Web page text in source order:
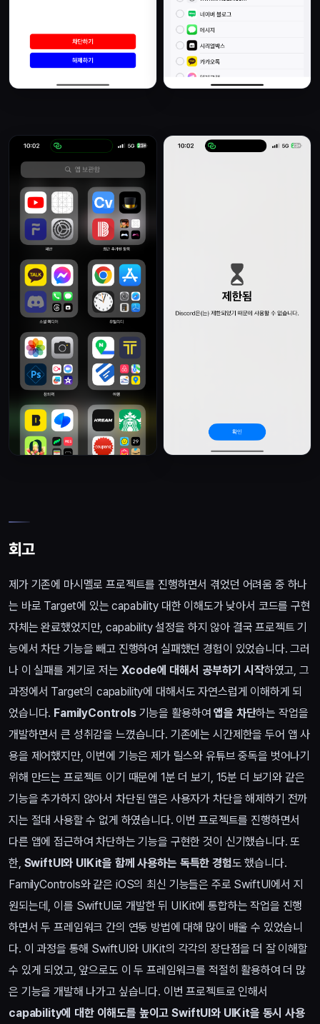
회고
제가 기존에 마시멜로 프로젝트를 진행하면서 겪었던 어려움 중 하나
는 바로 Target에 있는 capability 대한 이해도가 낮아서 코드를 구현
자체는 완료했었지만, capability 설정을 하지 않아 결국 프로젝트 기
능에서 차단 기능을 빼고 진행하여 실패했던 경험이 있었습니다. 그러
나 이 실패를 계기로 저는 Xcode에 대해서 공부하기 시작하였고, 그
과정에서 Target의 capability에 대해서도 자연스럽게 이해하게 되
었습니다. FamilyControls기능을 활용하여앱을 차단하는 작업을
개발하면서 큰 성취감을 느꼈습니다. 기존에는 시간제한을 두어 앱 사
용을 제어했지만, 이번에 기능은 제가 릴스와 유튜브 중독을 벗어나기
위해 만드는 프로젝트 이기 때문에 1분 더 보기, 15분 더 보기와 같은
기능을 추가하지 않아서 차단된 앱은 사용자가 차단을 해제하기 전까
지는 절대 사용할 수 없게 하였습니다. 이번 프로젝트를 진행하면서
다른 앱에 접근하여 차단하는 기능을 구현한 것이 신기했습니다. 또
한, SwiftUI와 UIKit을 함께 사용하는 독특한 경험도 했습니다.
FamilyControls와 같은 iOS의 최신 기능들은 주로 SwiftUI에서 지
원되는데, 이를 SwiftUI로 개발한 뒤 UIKit에 통합하는 작업을 진행
하면서 두 프레임워크 간의 연동 방법에 대해 많이 배울 수 있었습니
다. 이 과정을 통해 SwiftUI와 UIKit의 각각의 장단점을 더 잘 이해할
수 있게 되었고, 앞으로도 이 두 프레임워크를 적절히 활용하여 더 많
은 기능을 개발해 나가고 싶습니다. 이번 프로젝트로 인해서
capability에 대한 이해도를 높이고 SwiftUI와 UIKit을 동시 사용